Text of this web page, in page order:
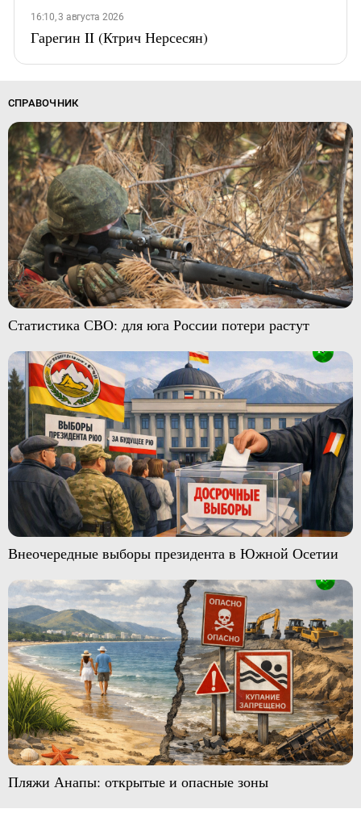
16:10, 3 августа 2026
Гарегин II (Ктрич Нерсесян)
СПРАВОЧНИК
Статистика СВО: для юга России потери растут
Внеочередные выборы президента в Южной Осетии
Пляжи Анапы: открытые и опасные зоны